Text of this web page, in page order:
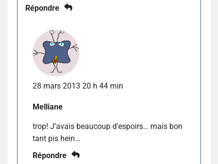
Répondre
28 mars 2013 20 h 44 min
Melliane
trop! J’avais beaucoup d’espoirs… mais bon
tant pis hein…
Répondre